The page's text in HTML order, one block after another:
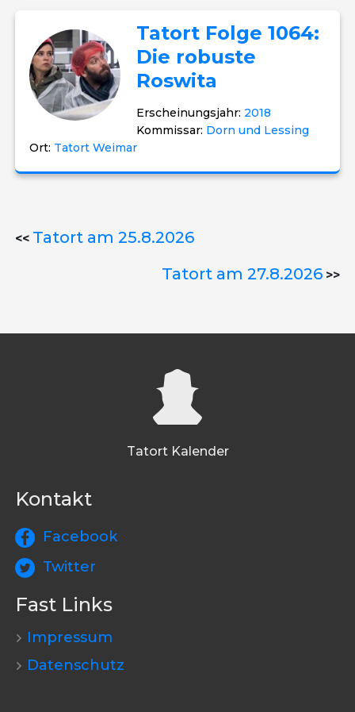
Tatort Folge 1064:
Die robuste
Roswita
Erscheinungsjahr: 2018
Kommissar: Dorn und Lessing
Ort: Tatort Weimar
<< Tatort am 25.8.2026
Tatort am 27.8.2026 >>
Tatort Kalender
Kontakt
Facebook
Twitter
Fast Links
Impressum
Datenschutz